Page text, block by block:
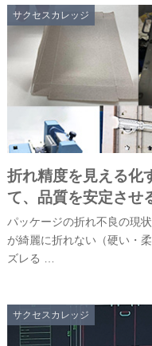
サクセスカレッジ
折れ精度を見える化
て、品質を安定させ
パッケージの折れ不良の現
が綺麗に折れない（硬い・
ズレる …
サクセスカレッジ